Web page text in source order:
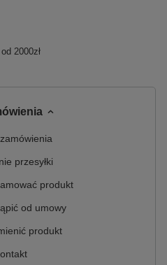
2000zł
przesyłki
produkt
od umowy
produkt